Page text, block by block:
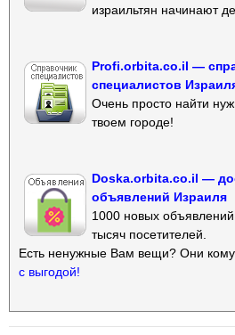
израильтян начинают
Profi.orbita.co.il —
специалистов
Очень просто найти
твоем городе!
Doska.orbita.co.il —
объявлений Израиля
1000 новых
тысяч посетителей.
Есть ненужные Вам вещи? Они
с выгодой!